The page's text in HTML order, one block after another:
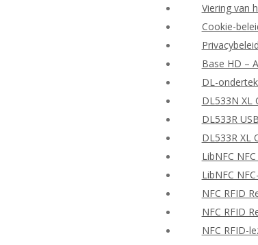
Viering van
Cookie-
Privacybeleid
Base HD –
DL-
DL533N XL
DL533R
DL533R XL
LibNFC
LibNFC
NFC RFID
NFC RFID
NFC RFID-